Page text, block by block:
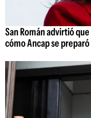
San Román advirtió
cómo Ancap se